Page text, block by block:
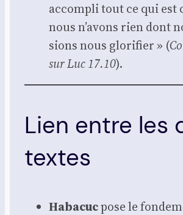
accom­pli tout ce qui est
nous n’avons rien dont
sions nous glo­ri­fier » (
sur Luc 17.10).
Lien entre les
textes
Haba­cucpose le